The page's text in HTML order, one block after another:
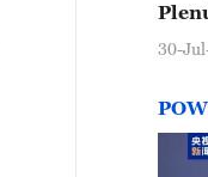
30-